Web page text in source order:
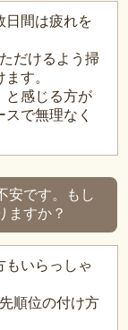
日間は疲れを
だけるよう掃
す。
と感じる方が
で無理なく
安です。もし
ますか？
もいらっしゃ
順位の付け方